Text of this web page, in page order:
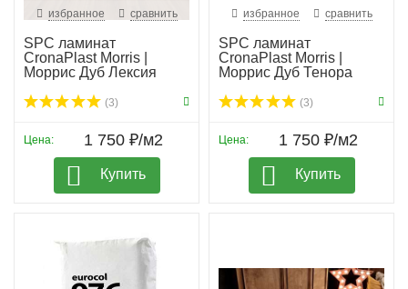
избранное сравнить
SPC ламинат
CronaPlast Morris |
Моррис Дуб Лексия
(3)
Цена: 1 750 ₽/м2
Купить
избранное сравнить
SPC ламинат
CronaPlast Morris |
Моррис Дуб Тенора
(3)
Цена: 1 750 ₽/м2
Купить